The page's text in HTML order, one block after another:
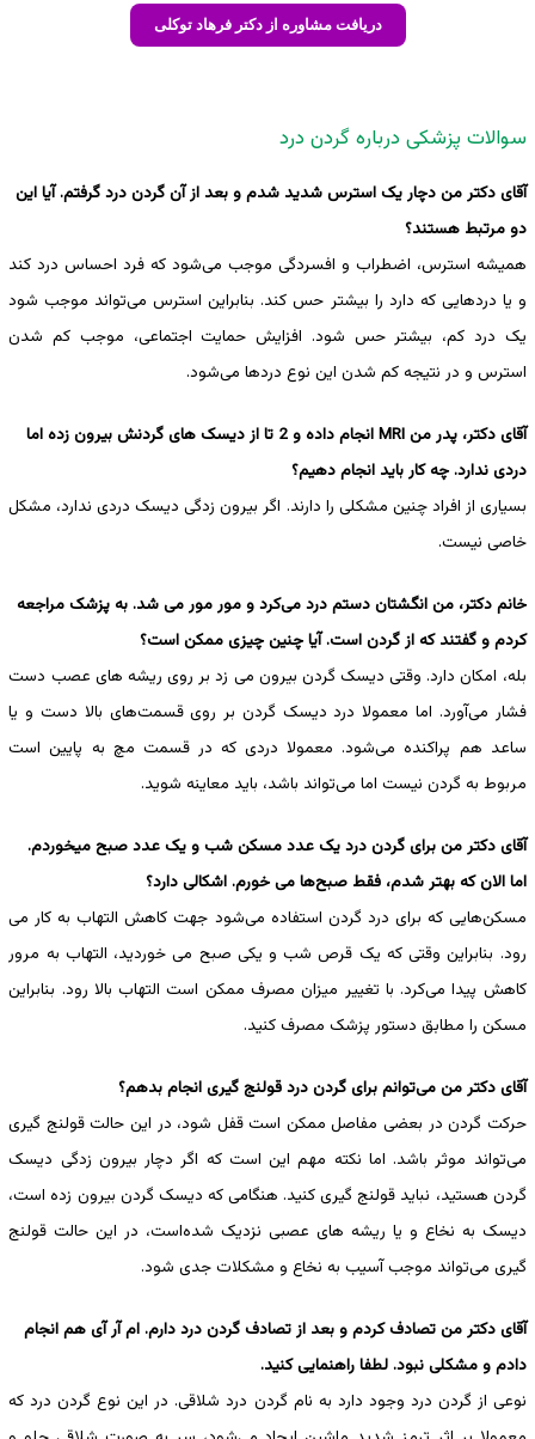
5.00
از 5
در
دریافت مشاوره از دکتر فرهاد توکلی
سوالات پزشکی درباره گردن درد
آقای دکتر من دچار یک استرس شدید شدم و بعد از آن گردن درد گرفتم. آیا این
دو مرتبط هستند؟
همیشه استرس، اضطراب و افسردگی موجب می‌شود که فرد احساس درد کند
و یا دردهایی که دارد را بیشتر حس کند. بنابراین استرس می‌تواند موجب شود
یک درد کم، بیشتر حس شود. افزایش حمایت اجتماعی، موجب کم شدن
استرس و در نتیجه کم شدن این نوع دردها می‌شود.
آقای دکتر، پدر من MRI انجام داده و 2 تا از دیسک های گردنش بیرون زده اما
دردی ندارد. چه کار باید انجام دهیم؟
بسیاری از افراد چنین مشکلی را دارند. اگر بیرون زدگی دیسک دردی ندارد، مشکل
خاصی نیست.
خانم دکتر، من انگشتان دستم درد می‌کرد و مور مور می شد. به پزشک مراجعه
کردم و گفتند که از گردن است. آیا چنین چیزی ممکن است؟
بله، امکان دارد. وقتی دیسک گردن بیرون می زد بر روی ریشه های عصب دست
فشار می‌آورد. اما معمولا درد دیسک گردن بر روی قسمت‌های بالا دست و یا
ساعد هم پراکنده می‌شود. معمولا دردی که در قسمت مچ به پایین است
مربوط به گردن نیست اما می‌تواند باشد، باید معاینه شوید.
آقای دکتر من برای گردن درد یک عدد مسکن شب و یک عدد صبح میخوردم.
اما الان که بهتر شدم، فقط صبح‌ها می خورم. اشکالی دارد؟
مسکن‌هایی که برای درد گردن استفاده می‌شود جهت کاهش التهاب به کار می
رود. بنابراین وقتی که یک قرص شب و یکی صبح می خوردید، التهاب به مرور
کاهش پیدا می‌کرد. با تغییر میزان مصرف ممکن است التهاب بالا رود. بنابراین
مسکن را مطابق دستور پزشک مصرف کنید.
آقای دکتر من می‌توانم برای گردن درد قولنج گیری انجام بدهم؟
حرکت گردن در بعضی مفاصل ممکن است قفل شود، در این حالت قولنج گیری
می‌تواند موثر باشد. اما نکته مهم این است که اگر دچار بیرون زدگی دیسک
گردن هستید، نباید قولنج گیری کنید. هنگامی که دیسک گردن بیرون زده است،
دیسک به نخاع و یا ریشه های عصبی نزدیک ‌شده‌است، در این حالت قولنج
گیری می‌تواند موجب آسیب به نخاع و مشکلات جدی شود.
آقای دکتر من تصادف کردم و بعد از تصادف گردن درد دارم. ام آر آی هم انجام
دادم و مشکلی نبود. لطفا راهنمایی کنید.
نوعی از گردن درد وجود دارد به نام گردن درد شلاقی. در این نوع گردن درد که